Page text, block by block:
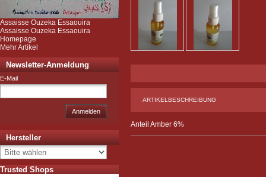
ARTIKELBESCHREIBUNG
Anteil Amber 6%
Assaisse Ouzeka Essaouira
Assaisse Ouzeka Essaouira
Homepage
Mehr Artikel
Newsletter-Anmeldung
E-Mail
Anmelden
Hersteller
Trusted Shops